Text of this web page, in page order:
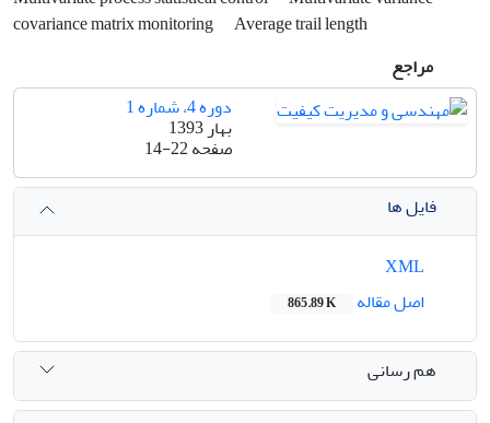
covariance matrix monitoring
Average trail length
مراجع
دوره 4، شماره 1
بهار 1393
صفحه14-22
فایل ها
اصل مقاله
865.89 K
هم رسانی